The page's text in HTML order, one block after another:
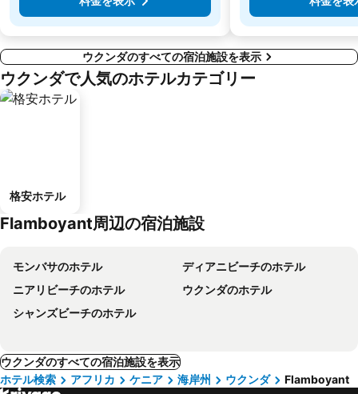
ウクンダのすべての宿泊施設を表示
ウクンダで人気のホテルカテゴリー
格安ホテル
Flamboyant周辺の宿泊施設
モンバサのホテル
ディアニビーチのホテル
ニアリビーチのホテル
ウクンダのホテル
シャンズビーチのホテル
ウクンダのすべての宿泊施設を表示
ホテル検索
アフリカ ケニア 海岸州 ウクンダ Flamboyant